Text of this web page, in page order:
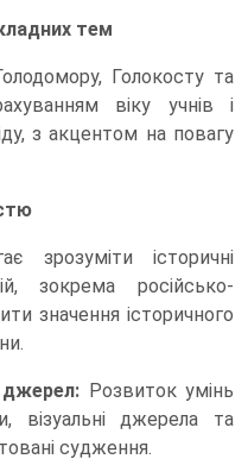
тем
Голокосту та
віку учнів і
з акцентом на повагу
зрозуміти історичні
зокрема російсько-
значення історичного
Розвиток умінь
візуальні джерела та
судження.